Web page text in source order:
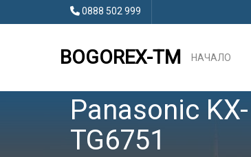
0888 502 999
BOGOREX-TM НАЧАЛО
Panasonic KX-
TG6751